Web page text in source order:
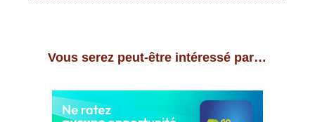
Vous serez peut-être intéressé par…